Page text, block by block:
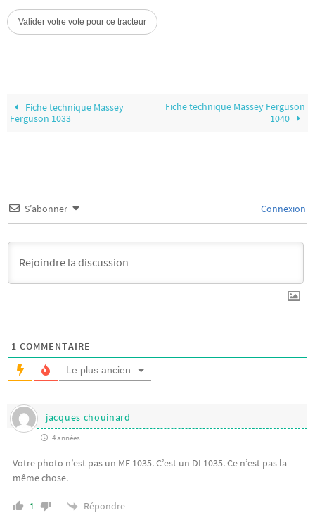
Fiche technique Massey
Ferguson 1033
Fiche technique Massey Ferguson
1040
S’abonner Connexion
1 COMMENTAIRE
Le plus ancien
jacques chouinard
4 années
Votre photo n’est pas un MF 1035. C’est un DI 1035. Ce n’est pas la
même chose.
1 Répondre